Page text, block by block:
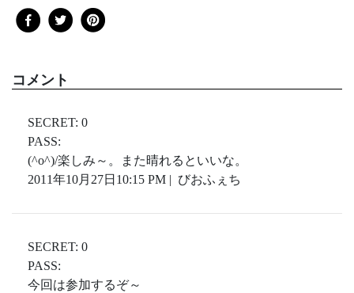
コメント
SECRET: 0
PASS:
(^o^)/楽しみ～。また晴れるといいな。
2011年10月27日10:15 PM | びおふぇち
SECRET: 0
PASS:
今回は参加するぞ～